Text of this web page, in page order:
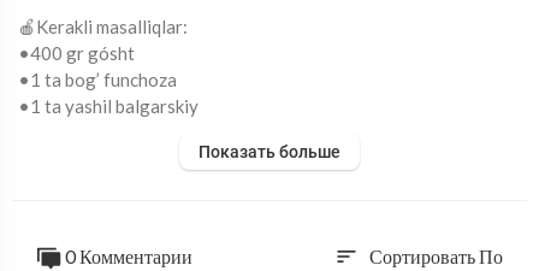
🍎Kerakli masalliqlar:
•400 gr gósht
•1 ta bog’ funchoza
•1 ta yashil balgarskiy
•Chesnok
Показать больше
0 Комментарии sort Сортировать По